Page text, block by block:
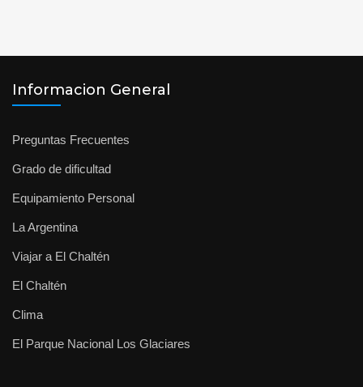
Informacion General
Preguntas Frecuentes
Grado de dificultad
Equipamiento Personal
La Argentina
Viajar a El Chaltén
El Chaltén
Clima
El Parque Nacional Los Glaciares